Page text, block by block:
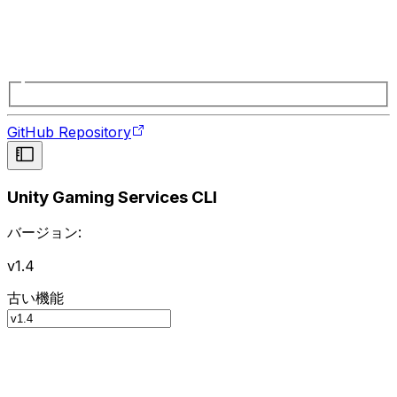
GitHub Repository
Unity Gaming Services CLI
バージョン:
v1.4
古い機能